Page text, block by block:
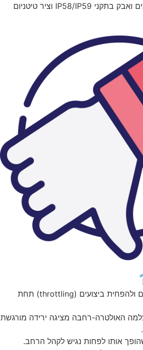
- עמידות יוצאת דופן למים ואבק בתקני IP58/IP59 וציר טיטניום
- המכשיר נוטה להתחמם ולהפחית ביצועים (throttling) תחת
האולטרה-רחבה מציגה ירידה מורגשת
אותו לפחות נגיש לקהל הרחב.